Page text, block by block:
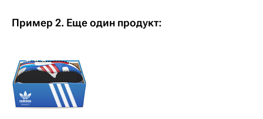
Пример 2. Еще один продукт: